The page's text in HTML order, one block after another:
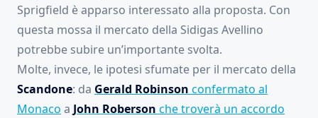
Sprigfield è apparso interessato alla proposta. Con
questa mossa il mercato della Sidigas Avellino
potrebbe subire un’importante svolta.
Molte, invece, le ipotesi sfumate per il mercato della
Scandone: da Gerald Robinson confermato al
Monaco a John Roberson che troverà un accordo